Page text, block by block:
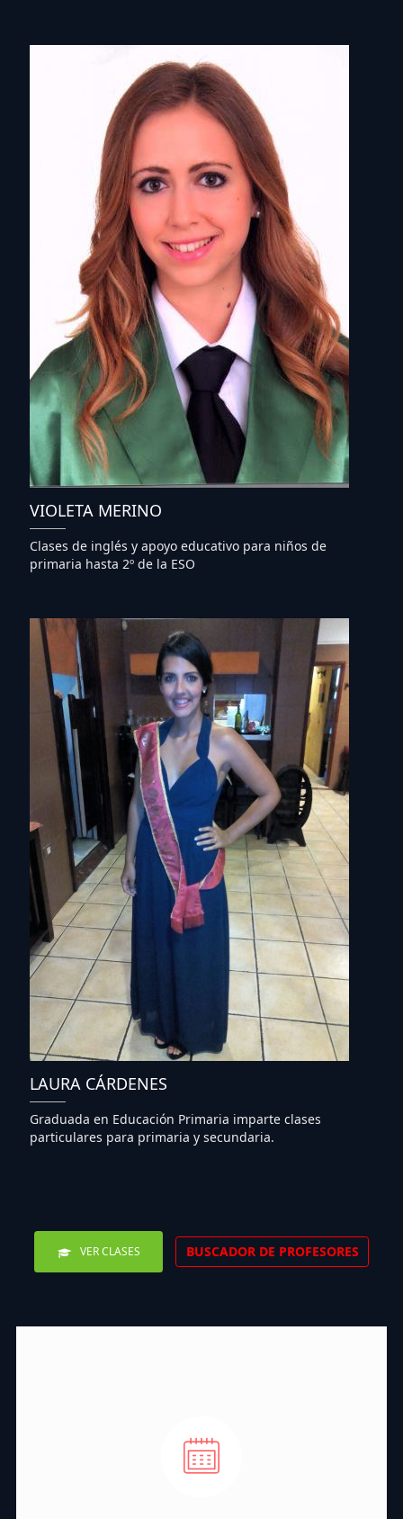
VIOLETA MERINO
Clases de inglés y apoyo educativo para niños de
primaria hasta 2º de la ESO
LAURA CÁRDENES
Graduada en Educación Primaria imparte clases
particulares para primaria y secundaria.
VER CLASES BUSCADOR DE PROFESORES